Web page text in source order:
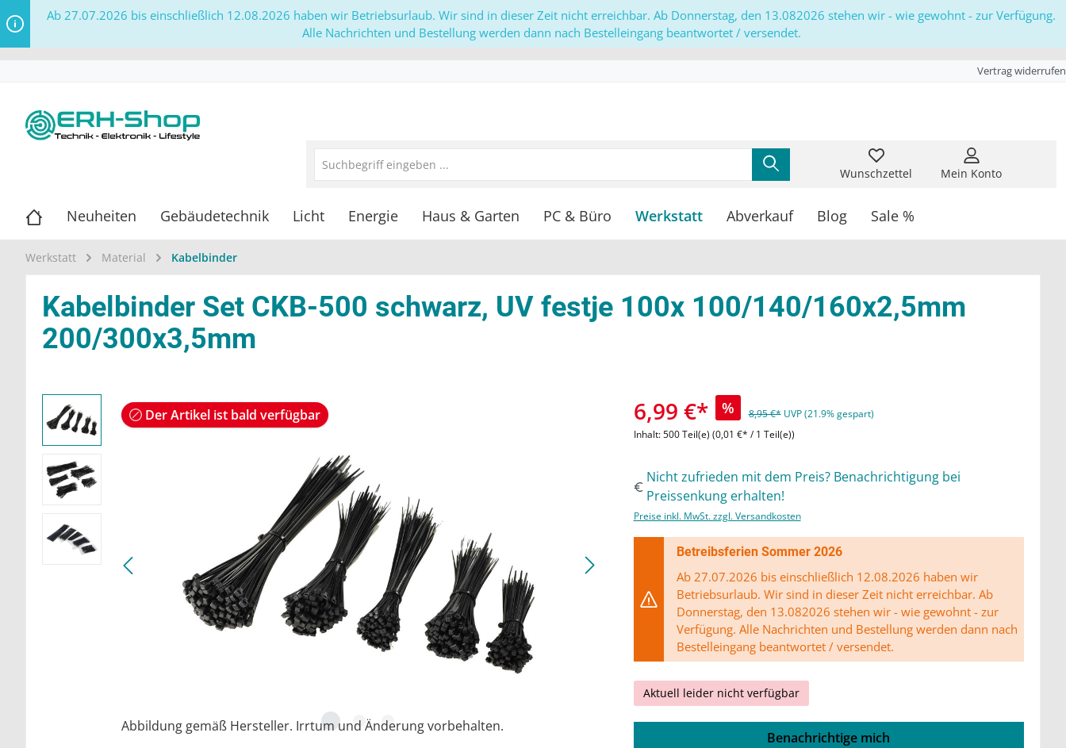
Ab 27.07.2026 bis einschließlich 12.08.2026 haben wir Betriebsurlaub. Wir sind in dieser Zeit nicht erreichbar. Ab Donnerstag, den 13.082026 stehen wir - wie gewohnt - zur Verfügung.
Alle Nachrichten und Bestellung werden dann nach Bestelleingang beantwortet / versendet.
Vertrag widerrufen
Wunschzettel Mein Konto
Neuheiten Gebäudetechnik Licht Energie Haus & Garten PC & Büro Werkstatt Abverkauf Blog Sale %
Werkstatt Material Kabelbinder
Kabelbinder Set CKB-500 schwarz, UV festje 100x 100/140/160x2,5mm
200/300x3,5mm
Der Artikel ist bald verfügbar
Abbildung gemäß Hersteller. Irrtum und Änderung vorbehalten.
6,99 €* % 8,95 €* UVP (21.9% gespart)
Inhalt:500 Teil(e) (0,01 €* / 1 Teil(e))
Nicht zufrieden mit dem Preis? Benachrichtigung bei
Preissenkung erhalten!
Preise inkl. MwSt. zzgl. Versandkosten
Betreibsferien Sommer 2026
Ab 27.07.2026 bis einschließlich 12.08.2026 haben wir
Betriebsurlaub. Wir sind in dieser Zeit nicht erreichbar. Ab
Donnerstag, den 13.082026 stehen wir - wie gewohnt - zur
Verfügung. Alle Nachrichten und Bestellung werden dann nach
Bestelleingang beantwortet / versendet.
Aktuell leider nicht verfügbar
Benachrichtige mich